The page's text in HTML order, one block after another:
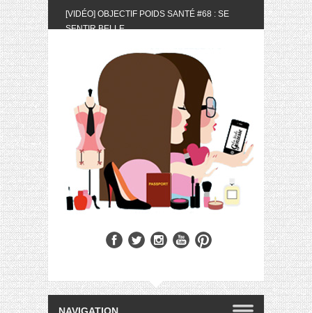
[VIDÉO] OBJECTIF POIDS SANTÉ #68 : SE
SENTIR BELLE
MOIS DE MAI 2024
[VIDÉO] UNBOXING : LES MY LITTLE &
BIOTYFULL BOX DU MOIS DE MAI 2024 FEAT.
AKILA
[VIDÉO] LA SÉLECTION DU MOIS #AVRIL2024
[VIDÉO] QUITOQUE #10 : MEAL PREP &
CONVIVIALITÉ
[VIDÉO] UNBOXING : LES MY LITTLE &
BIOTYFULL BOX DU MOIS D’AVRIL 2024
FEAT. AKILA
[VIDÉO] OBJECTIF POIDS SANTÉ #67 : L’AVIS
[VIDÉO] UNBOXING : LES MY LITTLE &
[VIDÉO] LA SÉLECTION DU MOIS
#JANVIER2024